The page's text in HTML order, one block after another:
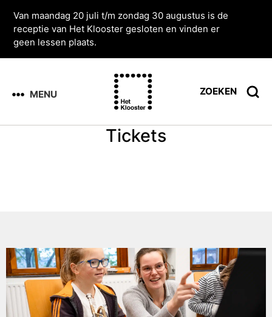
Van maandag 20 juli t/m zondag 30 augustus is de
receptie van Het Klooster gesloten en vinden er
geen lessen plaats.
MENU ZOEKEN
Tickets